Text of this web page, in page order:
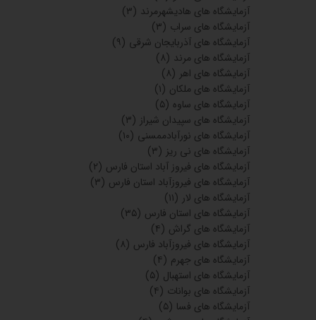
آزمایشگاه های هادیشهرمرند (۳)
آزمایشگاه های سراب (۳)
آزمایشگاه های آذربایجان شرقی (۹)
آزمایشگاه های مرند (۸)
آزمایشگاه های اهر (۸)
آزمایشگاه های ملکان (۱)
آزمایشگاه های ساوه (۵)
آزمایشگاه های سپیدان شیراز (۳)
آزمایشگاه های نورآبادممسنی (۱۰)
آزمایشگاه های نی ریز (۳)
آزمایشگاه های فیروز آباد استان فارس (۲)
آزمایشگاه های فیروزآباد استان فارس (۳)
آزمایشگاه های لار (۱۱)
آزمایشگاه های استان فارس (۳۵)
آزمایشگاه های گراش (۴)
آزمایشگاه های فیروزآباد فارس (۸)
آزمایشگاه های جهرم (۴)
آزمایشگاه های استهبال (۵)
آزمایشگاه های بوانات (۴)
آزمایشگاه های فسا (۵)